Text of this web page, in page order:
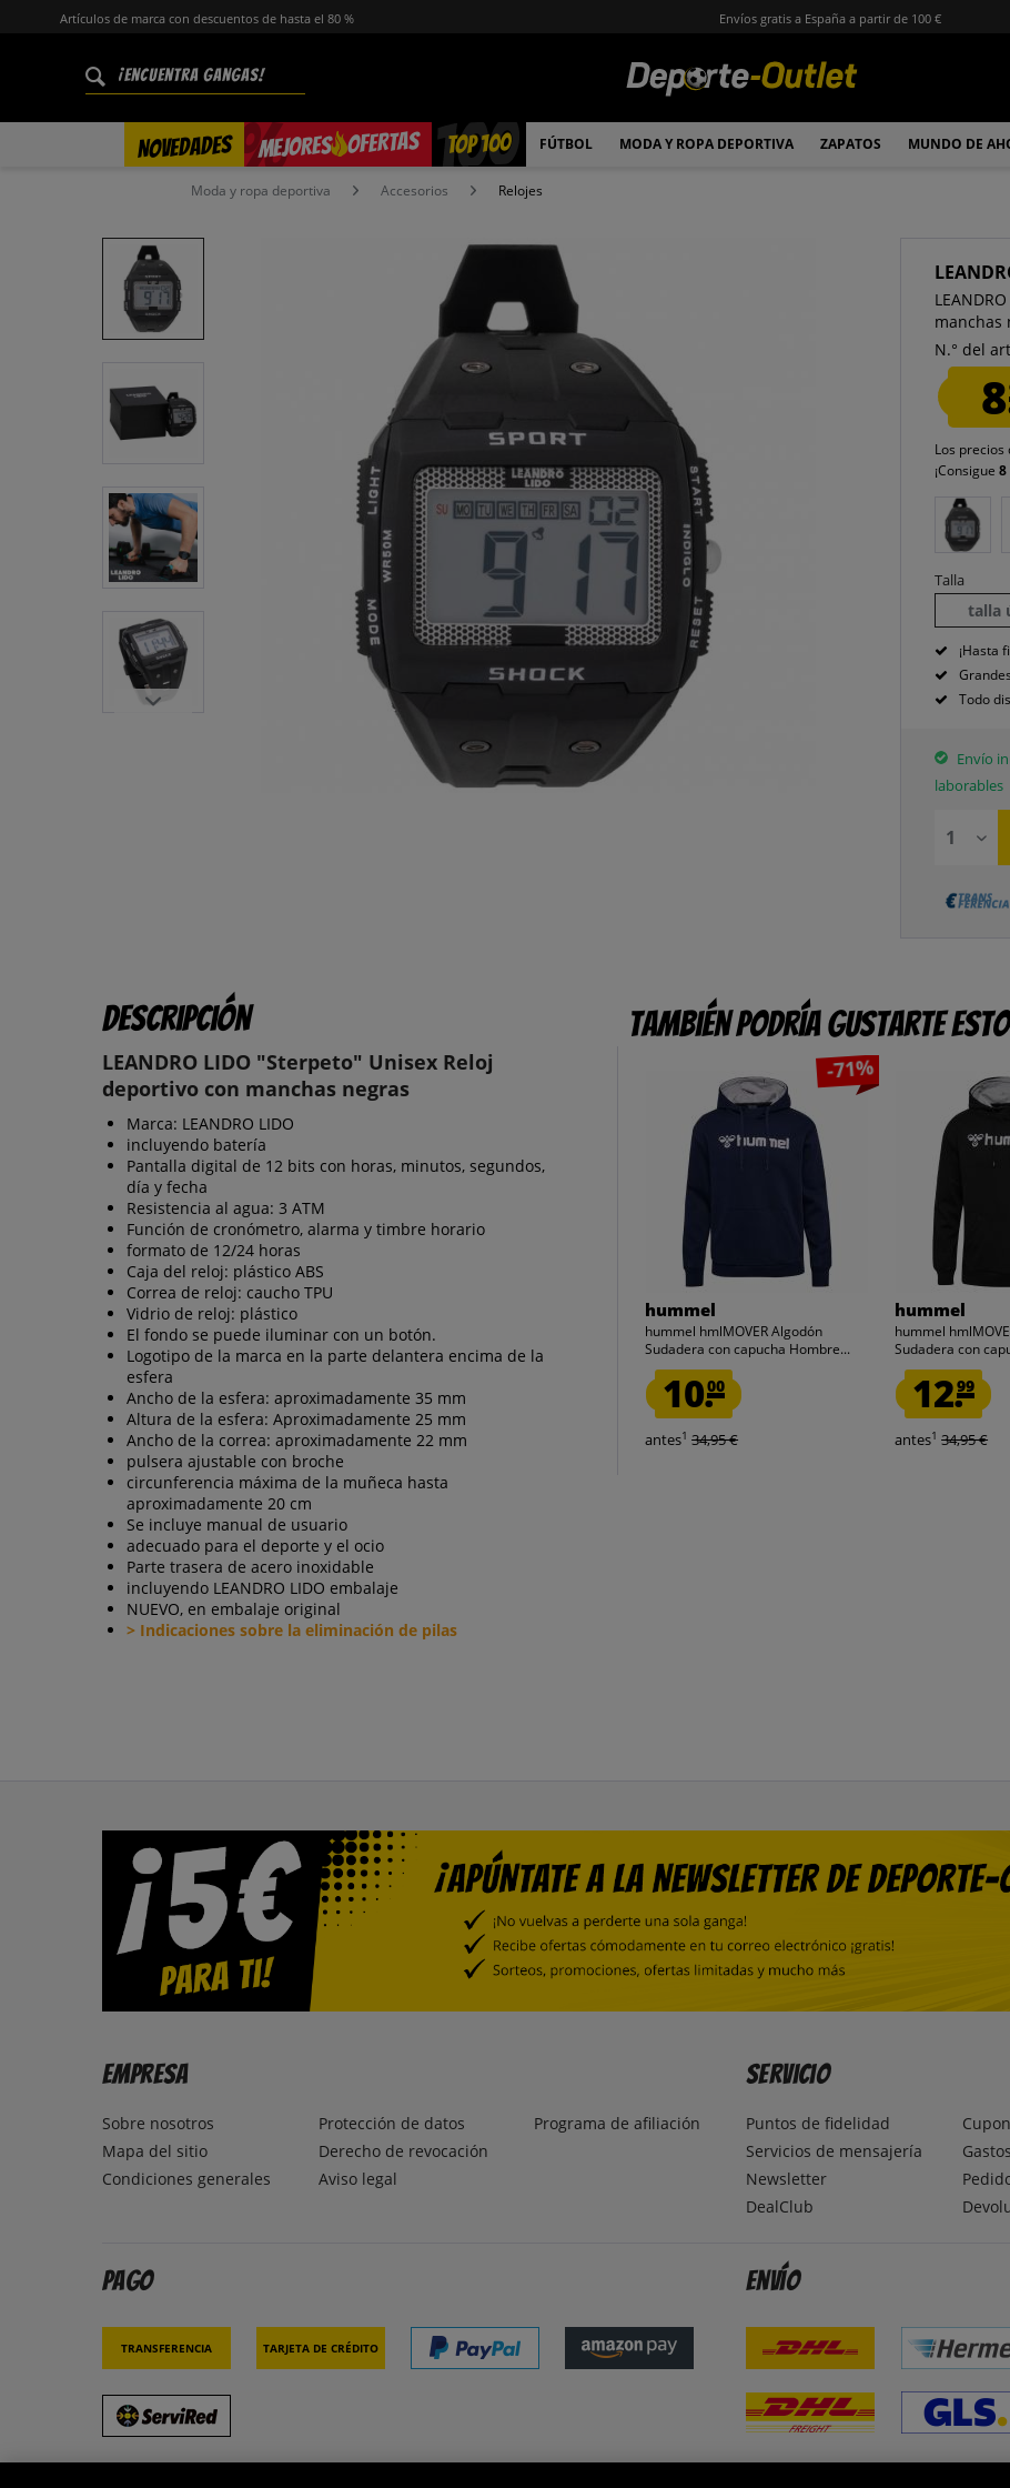
Artículos de marca con descuentos de hasta el 80 % Envíos gratis a España a partir de 100 €
NOVEDADES MEJORES OFERTAS
% TOP 100 FÚTBOL MODA Y ROPA DEPORTIVA ZAPATOS MUNDO DE
Moda y ropa deportiva Accesorios Relojes
manchas
N.° del
Los
¡Consigue
Talla
talla
¡Hasta
Todo
Envío
laborables
Descripción
LEANDRO LIDO "Sterpeto" Unisex Reloj
deportivo con manchas negras
Marca: LEANDRO LIDO
incluyendo batería
Pantalla digital de 12 bits con horas, minutos, segundos,
día y fecha
Resistencia al agua: 3 ATM
Función de cronómetro, alarma y timbre horario
formato de 12/24 horas
Caja del reloj: plástico ABS
Correa de reloj: caucho TPU
Vidrio de reloj: plástico
El fondo se puede iluminar con un botón.
Logotipo de la marca en la parte delantera encima de la
esfera
Ancho de la esfera: aproximadamente 35 mm
Altura de la esfera: Aproximadamente 25 mm
Ancho de la correa: aproximadamente 22 mm
pulsera ajustable con broche
circunferencia máxima de la muñeca hasta
aproximadamente 20 cm
Se incluye manual de usuario
adecuado para el deporte y el ocio
Parte trasera de acero inoxidable
incluyendo LEANDRO LIDO embalaje
NUEVO, en embalaje original
> Indicaciones sobre la eliminación de pilas
También podría gustarte esto
-71%
hummel
hummel hmlMOVER Algodón
Sudadera con capucha Hombre...
10.00
antes1 34,95 €
hummel
hummel
Sudadera con
12.99
antes1 34,95 €
Empresa
Sobre nosotros
Mapa del sitio
Condiciones generales
Protección de datos
Derecho de revocación
Aviso legal
Programa de afiliación
Servicio
Puntos de fidelidad
Servicios de mensajería
Newsletter
DealClub
Pago
Transferencia Tarjeta de crédito
Envío